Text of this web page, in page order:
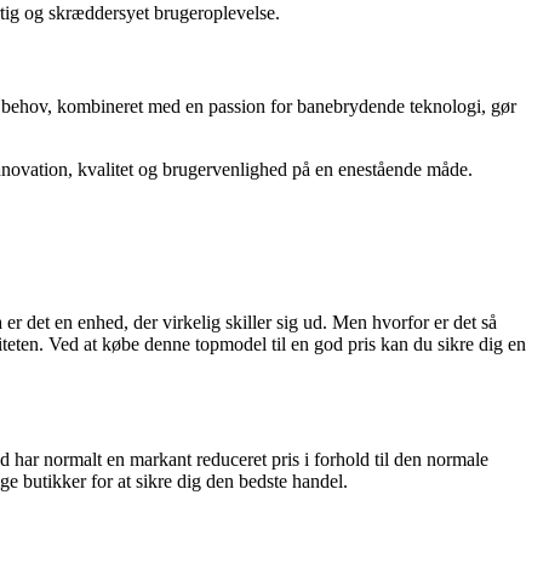
og skræddersyet brugeroplevelse.
kombineret med en passion for banebrydende teknologi, gør
kvalitet og brugervenlighed på en enestående måde.
det en enhed, der virkelig skiller sig ud. Men hvorfor er det så
Ved at købe denne topmodel til en god pris kan du sikre dig en
normalt en markant reduceret pris i forhold til den normale
butikker for at sikre dig den bedste handel.